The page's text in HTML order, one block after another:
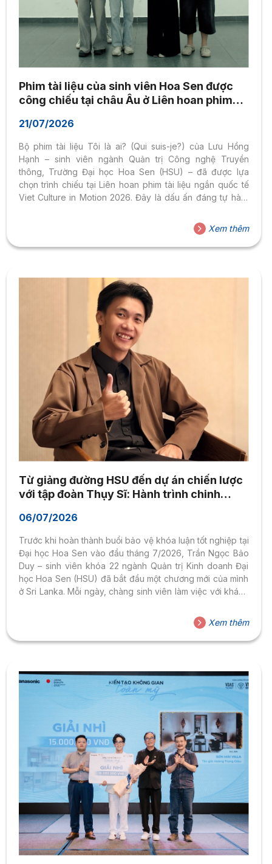
Phim tài liệu của sinh viên Hoa Sen được
công chiếu tại châu Âu ở Liên hoan phim
21/07/2026
Bộ phim tài liệu Tôi là ai? (Qui suis-je?) của Lưu Hồng
Hạnh – sinh viên ngành Quản trị Công nghệ Truyền
thông, Trường Đại học Hoa Sen (HSU) – đã được lựa
chọn trình chiếu tại Liên hoan phim tài liệu ngắn quốc tế
Viet Culture in Motion 2026. Đây là dấu ấn đáng tự hào,
của sinh viên HSU và đưa những giá trị văn hóa Việt Nam
đến gần hơn với khán giả quốc tế. Hành trình kể một câu
chuyện Việt bằng ngôn ngữ điện...
Xem thêm
Từ giảng đường HSU đến dự án chiến lược
với tập đoàn Thụy Sĩ: Hành trình chinh
Quản trị Kinh doanh
06/07/2026
Trước khi hoàn thành buổi bảo vệ khóa luận tốt nghiệp tại
Đại học Hoa Sen vào đầu tháng 7/2026, Trần Ngọc Bảo
Duy – sinh viên khóa 22 ngành Quản trị Kinh doanh Đại
học Hoa Sen (HSU) đã bắt đầu một chương mới của mình
ở Sri Lanka. Mỗi ngày, chàng sinh viên làm việc với khách
Bên cạnh đó, Duy còn tham gia dự án chiến lược giữa
Frella International và Baurs – tập đoàn có lịch sử hơn 130
năm đến từ Thụy Sĩ, đồng thời xuất...
Xem thêm